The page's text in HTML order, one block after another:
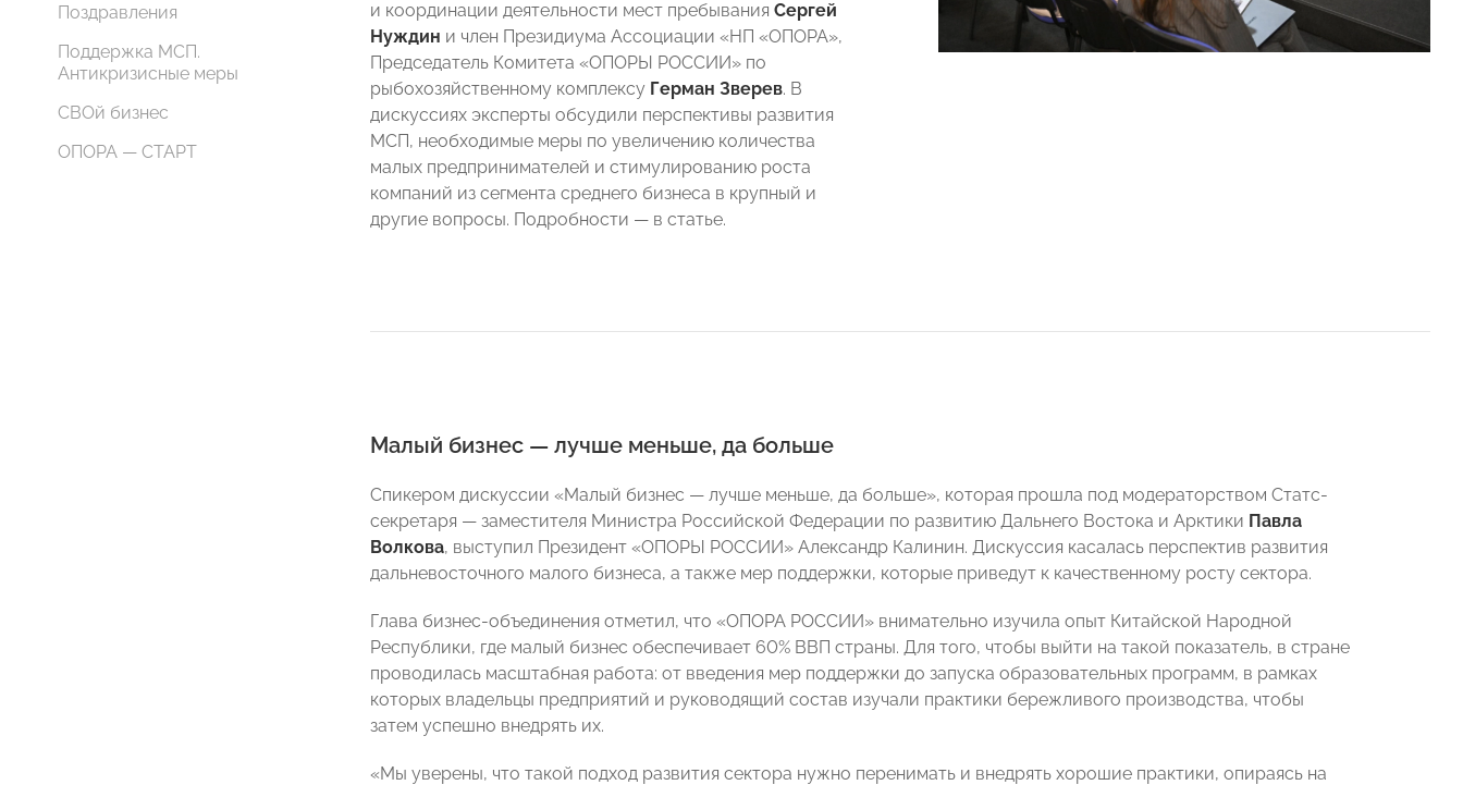
Поздравления
Поддержка МСП.
Антикризисные меры
СВОй бизнес
ОПОРА — СТАРТ
и координации деятельности мест пребывания Сергей
Нуждин и член Президиума Ассоциации «НП «ОПОРА»,
Председатель Комитета «ОПОРЫ РОССИИ» по
рыбохозяйственному комплексу Герман Зверев. В
дискуссиях эксперты обсудили перспективы развития
МСП, необходимые меры по увеличению количества
малых предпринимателей и стимулированию роста
компаний из сегмента среднего бизнеса в крупный и
другие вопросы. Подробности — в статье.
Малый бизнес — лучше меньше, да больше
Спикером дискуссии «Малый бизнес — лучше меньше, да больше», которая прошла под модераторством Статс-
секретаря — заместителя Министра Российской Федерации по развитию Дальнего Востока и Арктики Павла
Волкова, выступил Президент «ОПОРЫ РОССИИ» Александр Калинин. Дискуссия касалась перспектив развития
дальневосточного малого бизнеса, а также мер поддержки, которые приведут к качественному росту сектора.
Глава бизнес-объединения отметил, что «ОПОРА РОССИИ» внимательно изучила опыт Китайской Народной
Республики, где малый бизнес обеспечивает 60% ВВП страны. Для того, чтобы выйти на такой показатель, в стране
проводилась масштабная работа: от введения мер поддержки до запуска образовательных программ, в рамках
которых владельцы предприятий и руководящий состав изучали практики бережливого производства, чтобы
затем успешно внедрять их.
«Мы уверены, что такой подход развития сектора нужно перенимать и внедрять хорошие практики, опираясь на